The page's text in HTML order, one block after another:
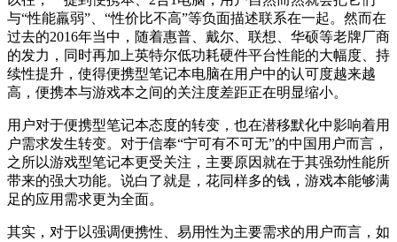
与“性能羸弱”、“性价比不高”等负面描述联系在一起。然而在
过去的2016年当中，随着惠普、戴尔、联想、华硕等老牌厂商
的发力，同时再加上英特尔低功耗硬件平台性能的大幅度、持
续性提升，使得便携型笔记本电脑在用户中的认可度越来越
高，便携本与游戏本之间的关注度差距正在明显缩小。
用户对于便携型笔记本态度的转变，也在潜移默化中影响着用
户需求发生转变。对于信奉“宁可有不可无”的中国用户而言，
之所以游戏型笔记本更受关注，主要原因就在于其强劲性能所
带来的强大功能。说白了就是，花同样多的钱，游戏本能够满
足的应用需求更为全面。
其实，对于以强调便携性、易用性为主要需求的用户而言，如